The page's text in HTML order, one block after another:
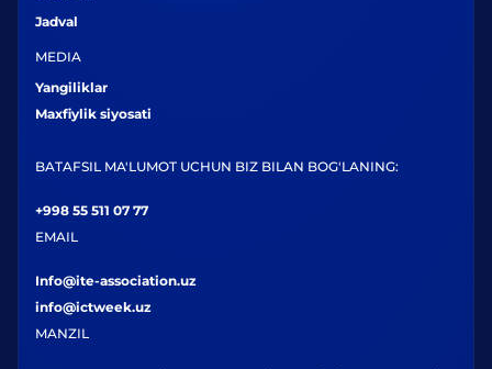
Jadval
MEDIA
Yangiliklar
Maxfiylik siyosati
BATAFSIL MA'LUMOT UCHUN BIZ BILAN BOG'LANING:
+998 55 511 07 77
EMAIL
Info@ite-association.uz
info@ictweek.uz
MANZIL